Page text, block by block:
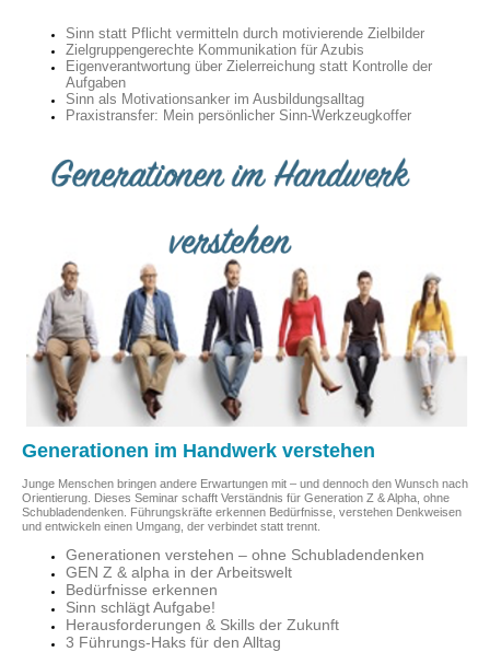
Sinn statt Pflicht vermitteln durch motivierende Zielbilder
Zielgruppengerechte Kommunikation für Azubis
Eigenverantwortung über Zielerreichung statt Kontrolle der
Aufgaben
Sinn als Motivationsanker im Ausbildungsalltag
Praxistransfer: Mein persönlicher Sinn-Werkzeugkoffer
Generationen im Handwerk verstehen
Junge Menschen bringen andere Erwartungen mit – und dennoch den Wunsch nach
Orientierung. Dieses Seminar schafft Verständnis für Generation Z & Alpha, ohne
Schubladendenken. Führungskräfte erkennen Bedürfnisse, verstehen Denkweisen
und entwickeln einen Umgang, der verbindet statt trennt.
Generationen verstehen – ohne Schubladendenken
GEN Z & alpha in der Arbeitswelt
Bedürfnisse erkennen
Sinn schlägt Aufgabe!
Herausforderungen & Skills der Zukunft
3 Führungs-Haks für den Alltag